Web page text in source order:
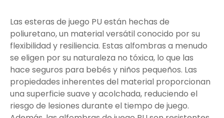
Las esteras de juego PU están hechas de
poliuretano, un material versátil conocido por su
flexibilidad y resiliencia. Estas alfombras a menudo
se eligen por su naturaleza no tóxica, lo que las
hace seguros para bebés y niños pequeños. Las
propiedades inherentes del material proporcionan
una superficie suave y acolchada, reduciendo el
riesgo de lesiones durante el tiempo de juego.